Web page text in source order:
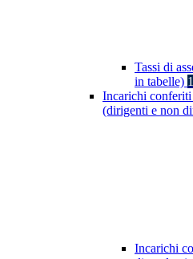
Tassi di
in tabelle)
Incarichi
(dirigenti e non
Incarichi